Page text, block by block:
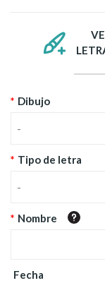
* Dibujo
-
* Tipo de letra
-
* Nombre
Fecha